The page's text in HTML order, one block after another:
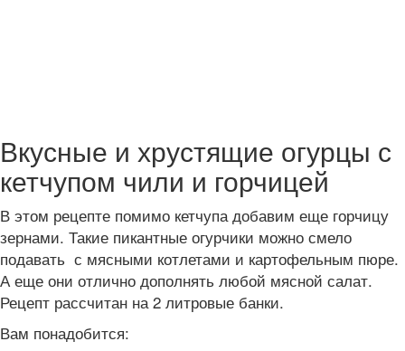
Вкусные и хрустящие огурцы с
кетчупом чили и горчицей
В этом рецепте помимо кетчупа добавим еще горчицу
зернами. Такие пикантные огурчики можно смело
подавать с мясными котлетами и картофельным пюре.
А еще они отлично дополнять любой мясной салат.
Рецепт рассчитан на 2 литровые банки.
Вам понадобится: